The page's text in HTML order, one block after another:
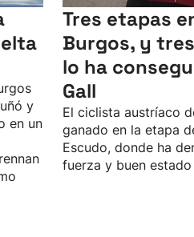
y
en un
Tres etapas
Burgos, y
lo ha
Gall
El ciclista austríaco
ganado en la etapa
Escudo, donde ha
fuerza y buen